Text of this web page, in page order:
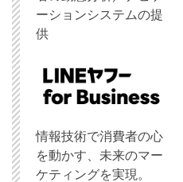
ーションシステムの提
供
情報技術で消費者の心
を動かす、未来のマー
ケティングを実現。